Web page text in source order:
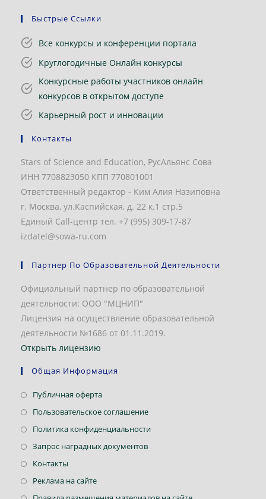
Быстрые Ссылки
Все конкурсы и конференции портала
Круглогодичные Онлайн конкурсы
Конкурсные работы участников онлайн
конкурсов в открытом доступе
Карьерный рост и инновации
Контакты
Stars of Science and Education, РусАльянс Сова
ИНН 7708823050 КПП 770801001
Ответственный редактор - Ким Алия Назиповна
г. Москва, ул.Каспийская, д. 22 к.1 стр.5
Единый Call-центр тел. +7 (995) 309-17-87
izdatel@sowa-ru.com
Партнер По Образовательной Деятельности
Официальный партнер по образовательной
деятельности: ООО "МЦНИП"
Лицензия на осуществление образовательной
деятельности №1686 от 01.11.2019.
Открыть лицензию
Общая Информация
Публичная офертаОткроется
в
Пользовательское соглашениеОткроется
в
Политика конфиденциальностиОткроется
Запрос наградных документовОткроется
Контакты
в
Реклама на сайтеОткроется
в